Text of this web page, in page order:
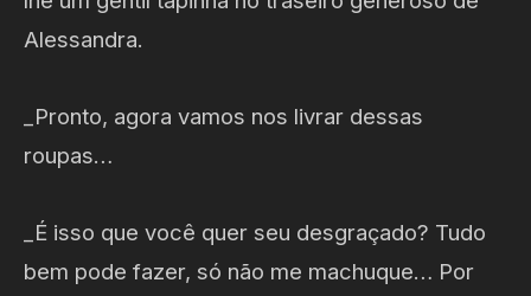
Alessandra.
_Pronto, agora vamos nos livrar dessas
roupas…
_É isso que você quer seu desgraçado? Tudo
bem pode fazer, só não me machuque… Por